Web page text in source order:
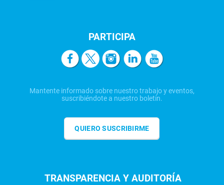
PARTICIPA
Mantente informado sobre nuestro trabajo y eventos,
suscribiéndote a nuestro boletín.
QUIERO SUSCRIBIRME
TRANSPARENCIA Y AUDITORÍA